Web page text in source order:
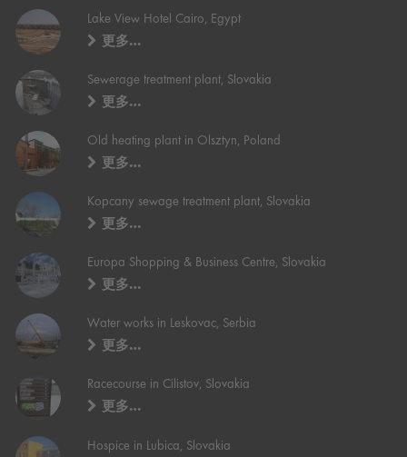
Lake View Hotel Cairo, Egypt
更多…
Sewerage treatment plant, Slovakia
更多…
Old heating plant in Olsztyn, Poland
更多…
Kopcany sewage treatment plant, Slovakia
更多…
Europa Shopping & Business Centre, Slovakia
更多…
Water works in Leskovac, Serbia
更多…
Racecourse in Cilistov, Slovakia
更多…
Hospice in Lubica, Slovakia